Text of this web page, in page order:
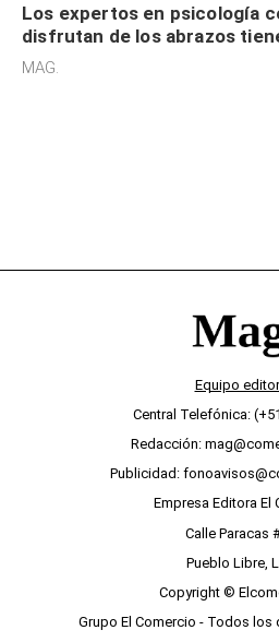
Los expertos en psicología
disfrutan de los abrazos
sensibilidad a los estímulos
MAG.
Equipo
Central Telefónica:
Redacción:
Publicidad:
Empresa Editora El
Calle Paracas
Pueblo Libre,
Copyright ©
Grupo El Comercio - Todos los